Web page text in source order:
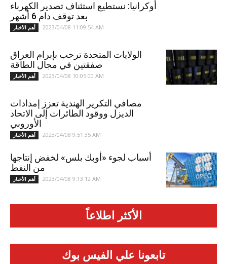
أوكرانيا: نستطيع استئناف تصدير الكهرباء
بعد توقف دام 6 أشهر
أهم الأخبار 2023/04/08 11:09:54 AM
الولايات المتحدة ترحب بإبرام العراق
صفقتين في مجال الطاقة
أهم الأخبار 2023/04/08 10:05:00 AM
مصافي التكرير الهندية تعزز إمدادات
الديزل ووقود الطائرات إلى الاتحاد
الأوروبي
أهم الأخبار 2023/04/08 9:51:35 AM
أسباب لجوء «أوبك بلس» لخفض إنتاجها
من النفط
أهم الأخبار 2023/04/08 9:13:12 AM
الأكثر اطلاعاً
تابعونا علي الفيس بوك